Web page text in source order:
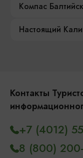
Компас
Настоящий
Контакты
+7 (4012)
8 (800)